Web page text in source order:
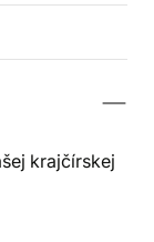
krajčírskej